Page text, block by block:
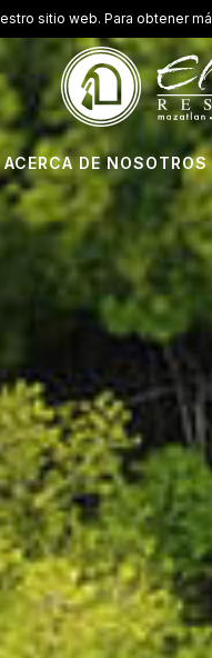
sitio web. Para obtener
ACERCA DE NOSOTROS